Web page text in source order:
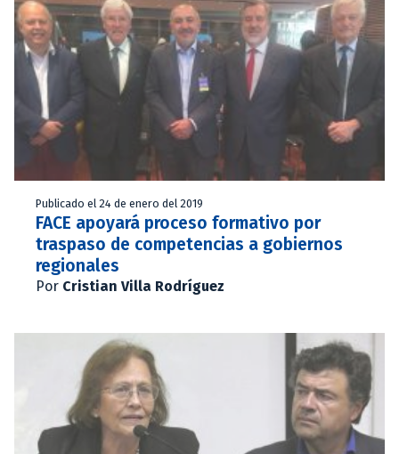
Publicado el 24 de enero del 2019
FACE apoyará proceso formativo por
traspaso de competencias a gobiernos
regionales
Por Cristian Villa Rodríguez